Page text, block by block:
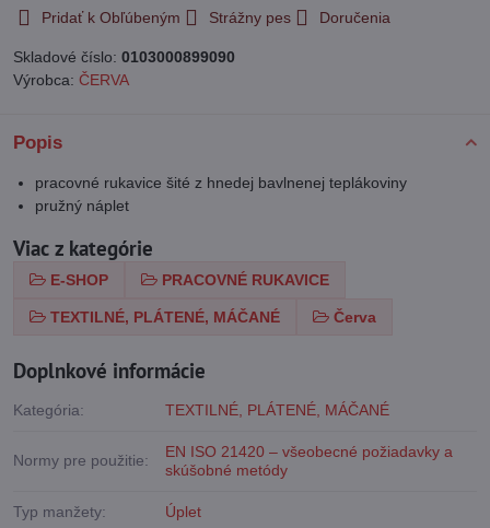
Pridať k Obľúbeným Strážny pes Doručenia
Skladové číslo: 0103000899090
Výrobca: ČERVA
Popis
pracovné rukavice šité z hnedej bavlnenej teplákoviny
pružný náplet
Viac z kategórie
E-SHOP PRACOVNÉ RUKAVICE
TEXTILNÉ, PLÁTENÉ, MÁČANÉ Červa
Doplnkové informácie
Kategória: TEXTILNÉ, PLÁTENÉ, MÁČANÉ
Normy pre použitie:
EN ISO 21420 – všeobecné požiadavky a
skúšobné metódy
Typ manžety: Úplet